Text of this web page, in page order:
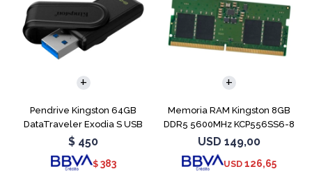
Pendrive Kingston 64GB
DataTraveler Exodia S USB
3.2
$ 450
$ 383
Memoria RAM Kingston 8GB
DDR5 5600MHz KCP556SS6-8
SODIMM
USD 149,00
USD 126,65